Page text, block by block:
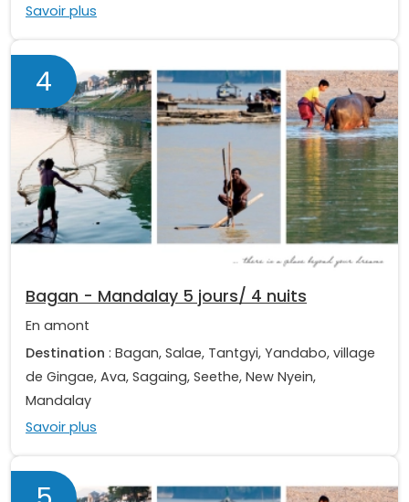
Savoir plus
4
Bagan - Mandalay 5 jours/ 4 nuits
En amont
Destination : Bagan, Salae, Tantgyi, Yandabo, village
de Gingae, Ava, Sagaing, Seethe, New Nyein,
Mandalay
Savoir plus